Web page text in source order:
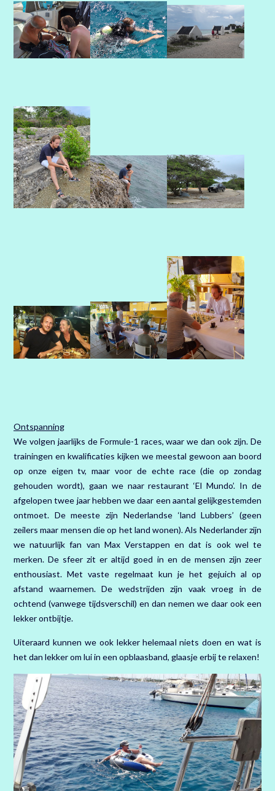
Ontspanning
We volgen jaarlijks de Formule-1 races, waar we dan ook zijn. De
trainingen en kwalificaties kijken we meestal gewoon aan boord
op onze eigen tv, maar voor de echte race (die op zondag
gehouden wordt), gaan we naar restaurant ‘El Mundo’. In de
afgelopen twee jaar hebben we daar een aantal gelijkgestemden
ontmoet. De meeste zijn Nederlandse ‘land Lubbers’ (geen
zeilers maar mensen die op het land wonen). Als Nederlander zijn
we natuurlijk fan van Max Verstappen en dat is ook wel te
merken. De sfeer zit er altijd goed in en de mensen zijn zeer
enthousiast. Met vaste regelmaat kun je het gejuich al op
afstand waarnemen. De wedstrijden zijn vaak vroeg in de
ochtend (vanwege tijdsverschil) en dan nemen we daar ook een
lekker ontbijtje.
Uiteraard kunnen we ook lekker helemaal niets doen en wat is
het dan lekker om lui in een opblaasband, glaasje erbij te relaxen!